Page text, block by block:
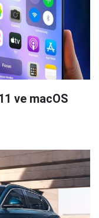
ve macOS